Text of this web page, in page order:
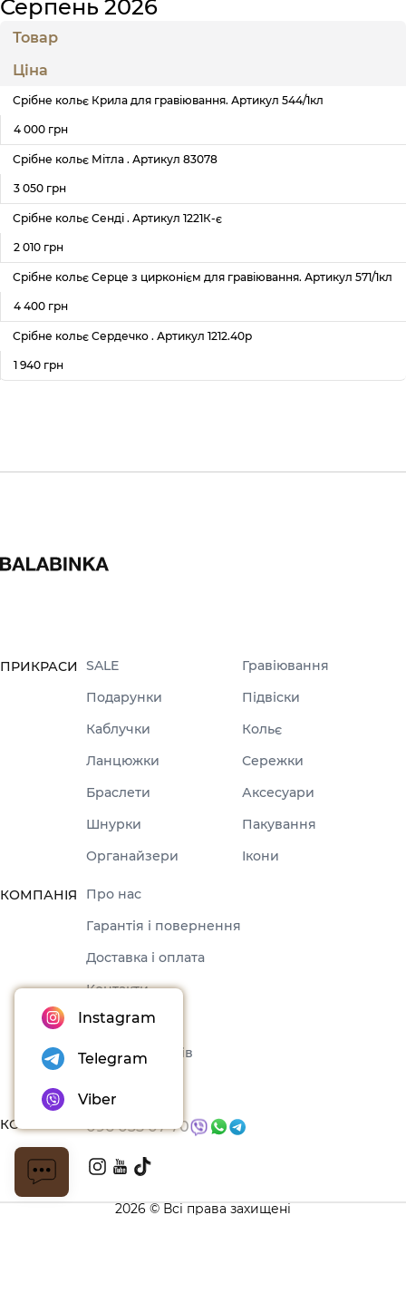
Серпень 2026
Товар
Ціна
Срібне кольє Крила для гравіювання. Артикул 544/1кл
4 000 грн
Срібне кольє Мітла . Артикул 83078
3 050 грн
Срібне кольє Сенді . Артикул 1221К-є
2 010 грн
Срібне кольє Серце з цирконієм для гравіювання. Артикул 571/1кл
4 400 грн
Срібне кольє Сердечко . Артикул 1212.40р
1 940 грн
ПРИКРАСИ SALE
Гравіювання
Подарунки
Підвіски
Каблучки
Кольє
Ланцюжки
Сережки
Браслети
Аксесуари
Шнурки
Пакування
Органайзери
Ікони
КОМПАНІЯ
Про нас
Гарантія і повернення
Доставка і оплата
Контакти
Оферта
Набори товарів
КОНТАКТИ 096 035 07 70
2026 © Всі права захищені
Instagram
Telegram
Viber